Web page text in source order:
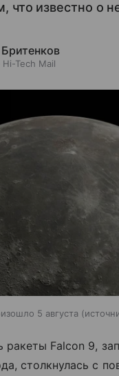
что известно о
Hi-Tech Mail
5 августа
ракеты Falcon 9,
столкнулась с